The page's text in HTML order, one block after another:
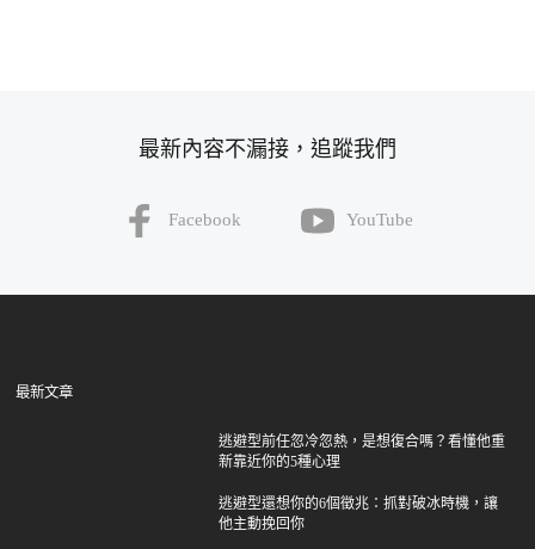
最新內容不漏接，追蹤我們
Facebook YouTube
最新文章
逃避型前任忽冷忽熱，是想復合嗎？看懂他重
新靠近你的5種心理
逃避型還想你的6個徵兆：抓對破冰時機，讓
他主動挽回你